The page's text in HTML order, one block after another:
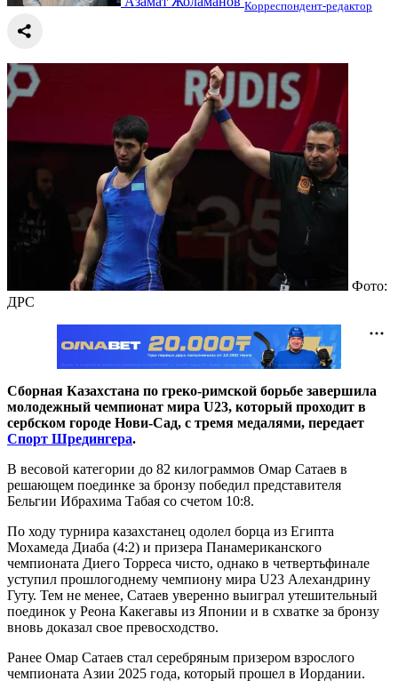
Корреспондент-редактор
Фото:
ДРС
Сборная Казахстана по греко-римской борьбе завершила
молодежный чемпионат мира U23, который проходит в
сербском городе Нови-Сад, с тремя медалями, передает
Спорт Шредингера.
В весовой категории до 82 килограммов Омар Сатаев в
решающем поединке за бронзу победил представителя
Бельгии Ибрахима Табая со счетом 10:8.
По ходу турнира казахстанец одолел борца из Египта
Мохамеда Диаба (4:2) и призера Панамериканского
чемпионата Диего Торреса чисто, однако в четвертьфинале
уступил прошлогоднему чемпиону мира U23 Алехандрину
Гуту. Тем не менее, Сатаев уверенно выиграл утешительный
поединок у Реона Какегавы из Японии и в схватке за бронзу
вновь доказал свое превосходство.
Ранее Омар Сатаев стал серебряным призером взрослого
чемпионата Азии 2025 года, который прошел в Иордании.